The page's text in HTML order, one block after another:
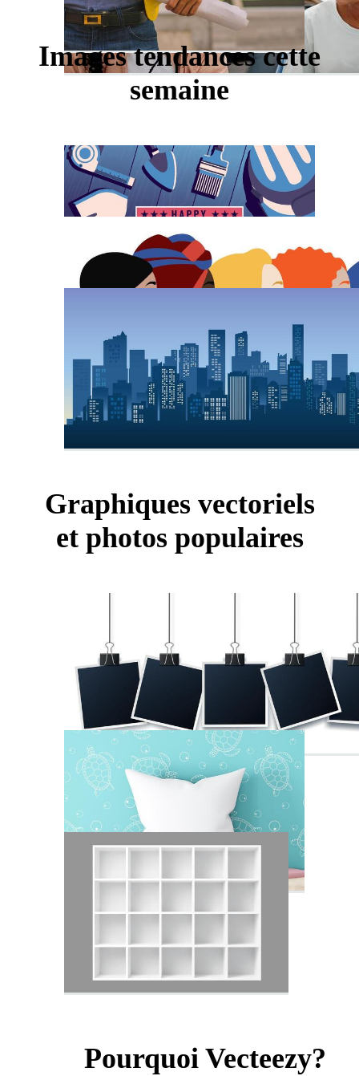
Images tendances cette
semaine
Graphiques vectoriels
et photos populaires
Pourquoi Vecteezy?